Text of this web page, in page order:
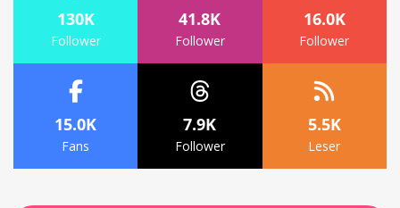
130K
Follower
41.8K
Follower
16.0K
Follower
15.0K
Fans
7.9K
Follower
5.5K
Leser